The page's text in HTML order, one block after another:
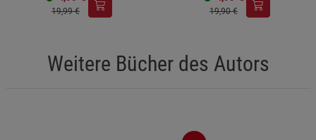
19,99 € 19,90 €
Weitere Bücher des Autors